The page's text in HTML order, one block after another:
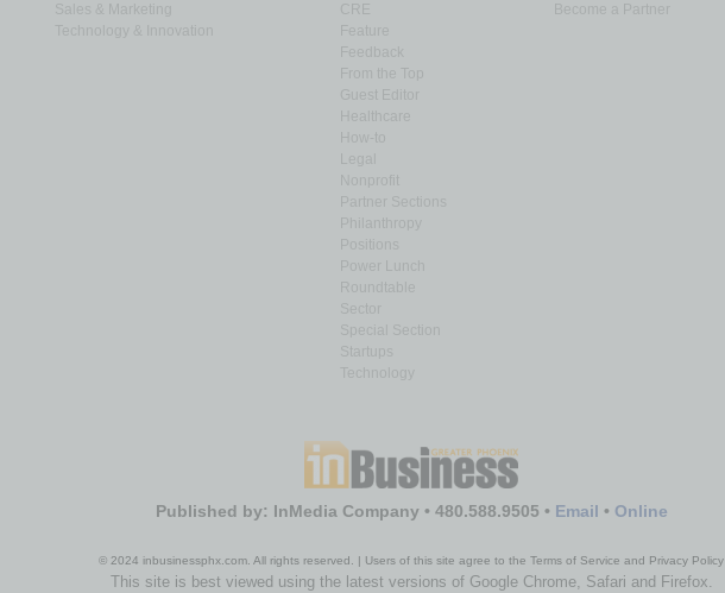
Technology & Innovation
Feedback
From the Top
Guest Editor
How-to
Nonprofit
Partner Sections
Philanthropy
Positions
Power Lunch
Roundtable
Sector
Special Section
Startups
Technology
Become a Partner
Published by: InMedia Company • 480.588.9505 • Email • Online
© 2024 inbusinessphx.com. All rights reserved. | Users of this site agree to the Terms of Service and Privacy Policy
This site is best viewed using the latest versions of Google Chrome, Safari and Firefox.